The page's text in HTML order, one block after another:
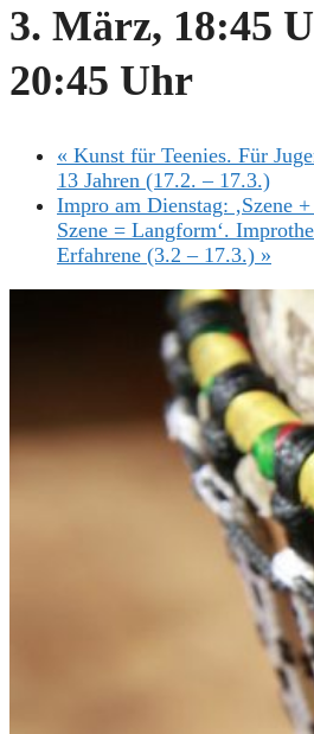
3. März, 18:45
20:45 Uhr
« Kunst für Teenies. Für
13 Jahren (17.2. – 17.3.)
Impro am Dienstag: ‚Szene
Szene = Langform‘.
Erfahrene (3.2 – 17.3.) »